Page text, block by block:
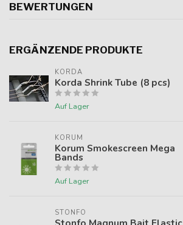
BEWERTUNGEN
ERGÄNZENDE PRODUKTE
KORDA
Korda Shrink Tube (8 pcs)
Auf Lager
KORUM
Korum Smokescreen Mega
Bands
Auf Lager
STONFO